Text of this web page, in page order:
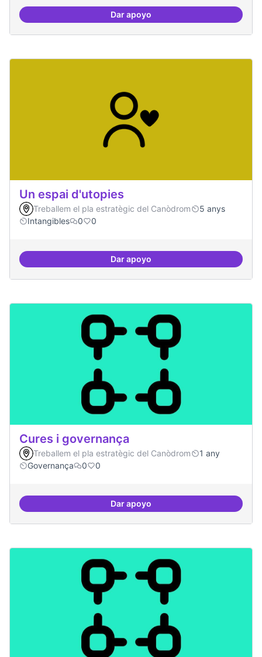
Dar apoyoEspai punter en innovació
Un espai d'utopies
Treballem el pla estratègic del Canòdrom
5 anys
Intangibles
0 0
Dar apoyoUn espai d'utopies
Cures i governança
Treballem el pla estratègic del Canòdrom
1 any
Governança
0 0
Dar apoyoCures i governança